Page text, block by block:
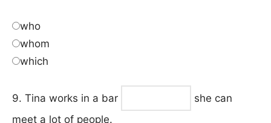
who
whom
which
9. Tina works in a bar
she can
meet a lot of people.